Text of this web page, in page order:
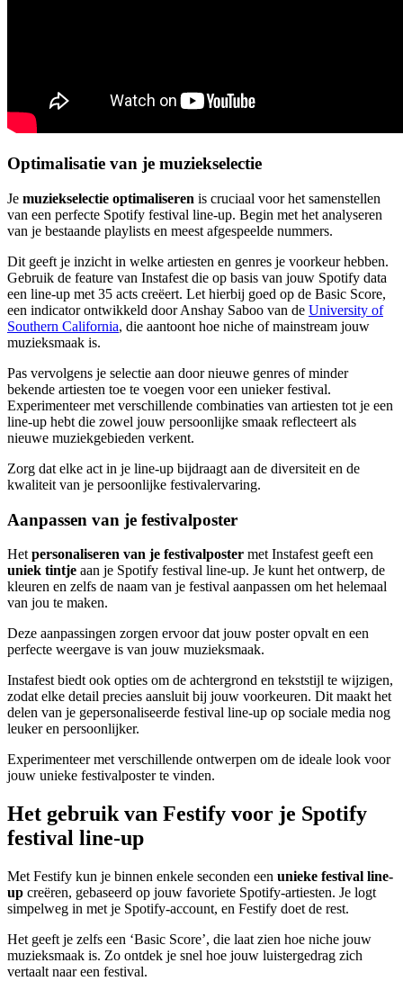
Optimalisatie van je muziekselectie
Je muziekselectie optimaliseren is cruciaal voor het samenstellen
van een perfecte Spotify festival line-up. Begin met het analyseren
van je bestaande playlists en meest afgespeelde nummers.
Dit geeft je inzicht in welke artiesten en genres je voorkeur hebben.
Gebruik de feature van Instafest die op basis van jouw Spotify data
een line-up met 35 acts creëert. Let hierbij goed op de Basic Score,
een indicator ontwikkeld door Anshay Saboo van de University of
Southern California, die aantoont hoe niche of mainstream jouw
muzieksmaak is.
Pas vervolgens je selectie aan door nieuwe genres of minder
bekende artiesten toe te voegen voor een unieker festival.
Experimenteer met verschillende combinaties van artiesten tot je een
line-up hebt die zowel jouw persoonlijke smaak reflecteert als
nieuwe muziekgebieden verkent.
Zorg dat elke act in je line-up bijdraagt aan de diversiteit en de
kwaliteit van je persoonlijke festivalervaring.
Aanpassen van je festivalposter
Het personaliseren van je festivalposter met Instafest geeft een
uniek tintje aan je Spotify festival line-up. Je kunt het ontwerp, de
kleuren en zelfs de naam van je festival aanpassen om het helemaal
van jou te maken.
Deze aanpassingen zorgen ervoor dat jouw poster opvalt en een
perfecte weergave is van jouw muzieksmaak.
Instafest biedt ook opties om de achtergrond en tekststijl te wijzigen,
zodat elke detail precies aansluit bij jouw voorkeuren. Dit maakt het
delen van je gepersonaliseerde festival line-up op sociale media nog
leuker en persoonlijker.
Experimenteer met verschillende ontwerpen om de ideale look voor
jouw unieke festivalposter te vinden.
Het gebruik van Festify voor je Spotify
festival line-up
Met Festify kun je binnen enkele seconden een unieke festival line-
up creëren, gebaseerd op jouw favoriete Spotify-artiesten. Je logt
simpelweg in met je Spotify-account, en Festify doet de rest.
Het geeft je zelfs een ‘Basic Score’, die laat zien hoe niche jouw
muzieksmaak is. Zo ontdek je snel hoe jouw luistergedrag zich
vertaalt naar een festival.